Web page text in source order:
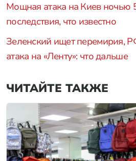
Мощная атака на Киев ночью
последствия, что известно
Зеленский ищет перемирия,
атака на «Ленту»: что дальше
ЧИТАЙТЕ ТАКЖЕ